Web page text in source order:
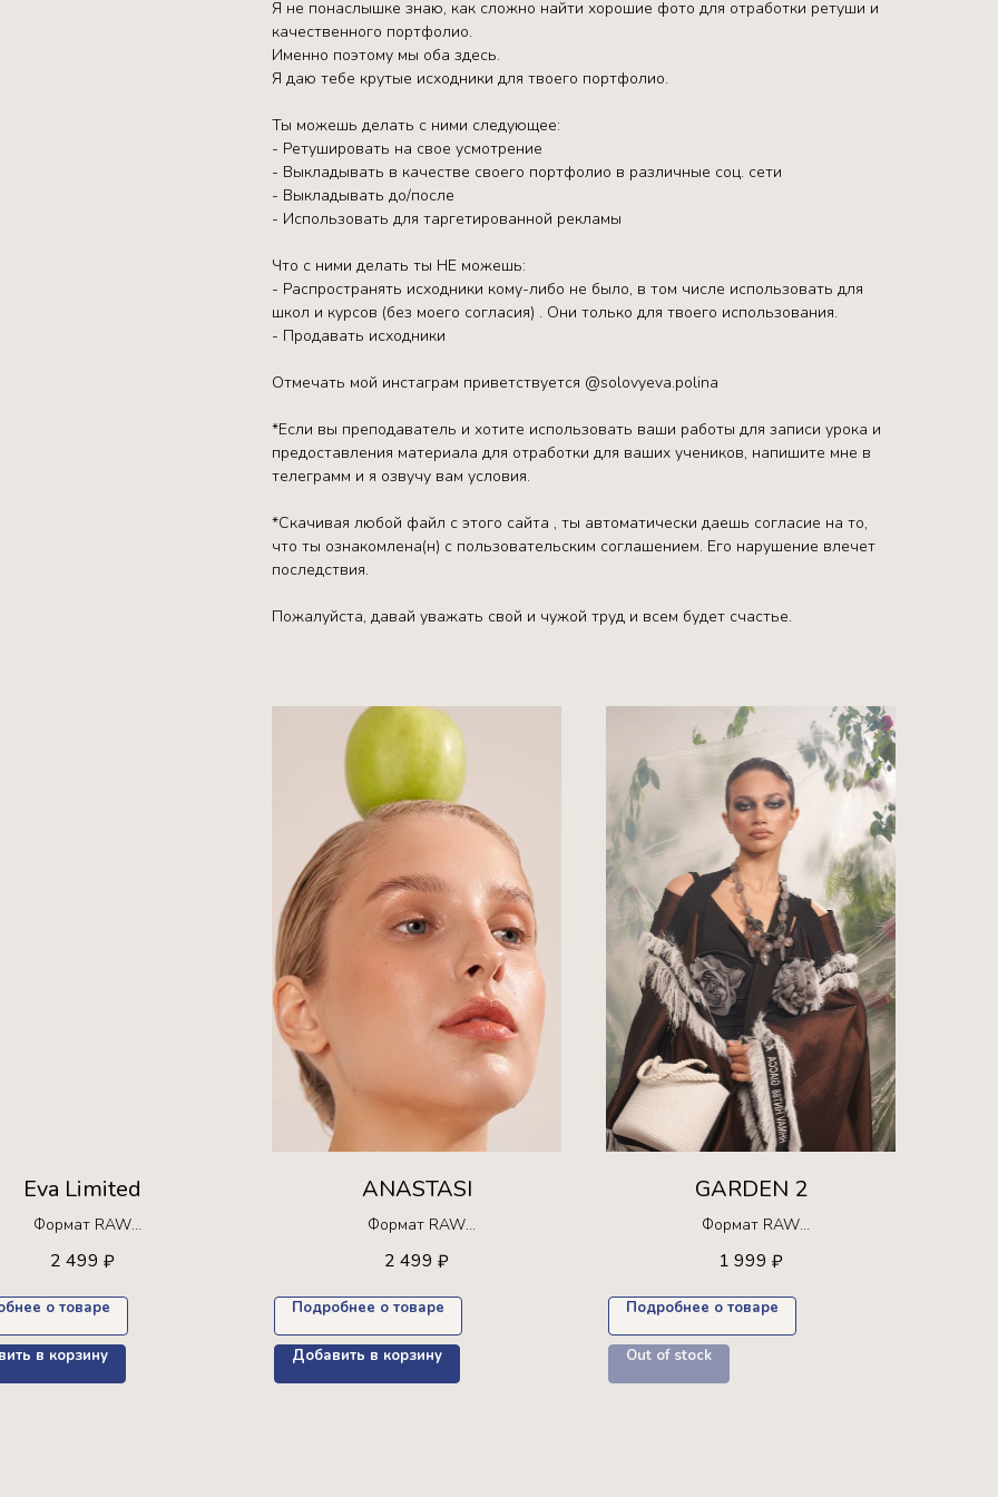
Я не понаслышке знаю, как сложно найти хорошие фото для отработки ретуши и
качественного портфолио.
Именно поэтому мы оба здесь.
Я даю тебе крутые исходники для твоего портфолио.
Ты можешь делать с ними следующее:
- Ретушировать на свое усмотрение
- Выкладывать в качестве своего портфолио в различные соц. сети
- Выкладывать до/после
- Использовать для таргетированной рекламы
Что с ними делать ты НЕ можешь:
- Распространять исходники кому-либо не было, в том числе использовать для
школ и курсов (без моего согласия) . Они только для твоего использования.
- Продавать исходники
Отмечать мой инстаграм приветствуется @solovyeva.polina
*Если вы преподаватель и хотите использовать ваши работы для записи урока и
предоставления материала для отработки для ваших учеников, напишите мне в
телеграмм и я озвучу вам условия.
*Скачивая любой файл с этого сайта , ты автоматически даешь согласие на то,
что ты ознакомлена(н) с пользовательским соглашением. Его нарушение влечет
последствия.
Пожалуйста, давай уважать свой и чужой труд и всем будет счастье.
Eva Limited
Формат RAW
для покупки только 30 раз +
пресет в подарок
2 499 ₽
о товаре
в корзину
ANASTASI
Формат RAW
Доступна для покупки только 30 раз +
пресет в подарок
2 499 ₽
Подробнее о товаре
Добавить в корзину
GARDEN 2
Формат RAW
Доступна для покупки только 15 раз +
пресет в подарок
1 999 ₽
Подробнее о товаре
Out of stock